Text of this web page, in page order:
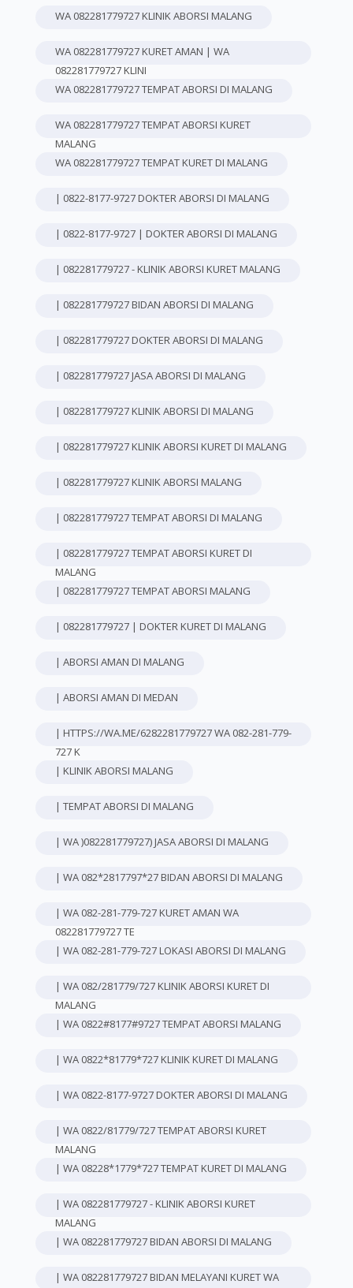
WA 082281779727 KLINIK ABORSI MALANG
WA 082281779727 KURET AMAN | WA
082281779727 KLINI
WA 082281779727 TEMPAT ABORSI DI MALANG
WA 082281779727 TEMPAT ABORSI KURET
MALANG
WA 082281779727 TEMPAT KURET DI MALANG
| 0822-8177-9727 DOKTER ABORSI DI MALANG
| 0822-8177-9727 | DOKTER ABORSI DI MALANG
| 082281779727 - KLINIK ABORSI KURET MALANG
| 082281779727 BIDAN ABORSI DI MALANG
| 082281779727 DOKTER ABORSI DI MALANG
| 082281779727 JASA ABORSI DI MALANG
| 082281779727 KLINIK ABORSI DI MALANG
| 082281779727 KLINIK ABORSI KURET DI MALANG
| 082281779727 KLINIK ABORSI MALANG
| 082281779727 TEMPAT ABORSI DI MALANG
| 082281779727 TEMPAT ABORSI KURET DI
MALANG
| 082281779727 TEMPAT ABORSI MALANG
| 082281779727 | DOKTER KURET DI MALANG
| ABORSI AMAN DI MALANG
| ABORSI AMAN DI MEDAN
| HTTPS://WA.ME/6282281779727 WA 082-281-779-
727 K
| KLINIK ABORSI MALANG
| TEMPAT ABORSI DI MALANG
| WA )082281779727) JASA ABORSI DI MALANG
| WA 082*2817797*27 BIDAN ABORSI DI MALANG
| WA 082-281-779-727 KURET AMAN WA
082281779727 TE
| WA 082-281-779-727 LOKASI ABORSI DI MALANG
| WA 082/281779/727 KLINIK ABORSI KURET DI
MALANG
| WA 0822#8177#9727 TEMPAT ABORSI MALANG
| WA 0822*81779*727 KLINIK KURET DI MALANG
| WA 0822-8177-9727 DOKTER ABORSI DI MALANG
| WA 0822/81779/727 TEMPAT ABORSI KURET
MALANG
| WA 08228*1779*727 TEMPAT KURET DI MALANG
| WA 082281779727 - KLINIK ABORSI KURET
MALANG
| WA 082281779727 BIDAN ABORSI DI MALANG
| WA 082281779727 BIDAN MELAYANI KURET WA